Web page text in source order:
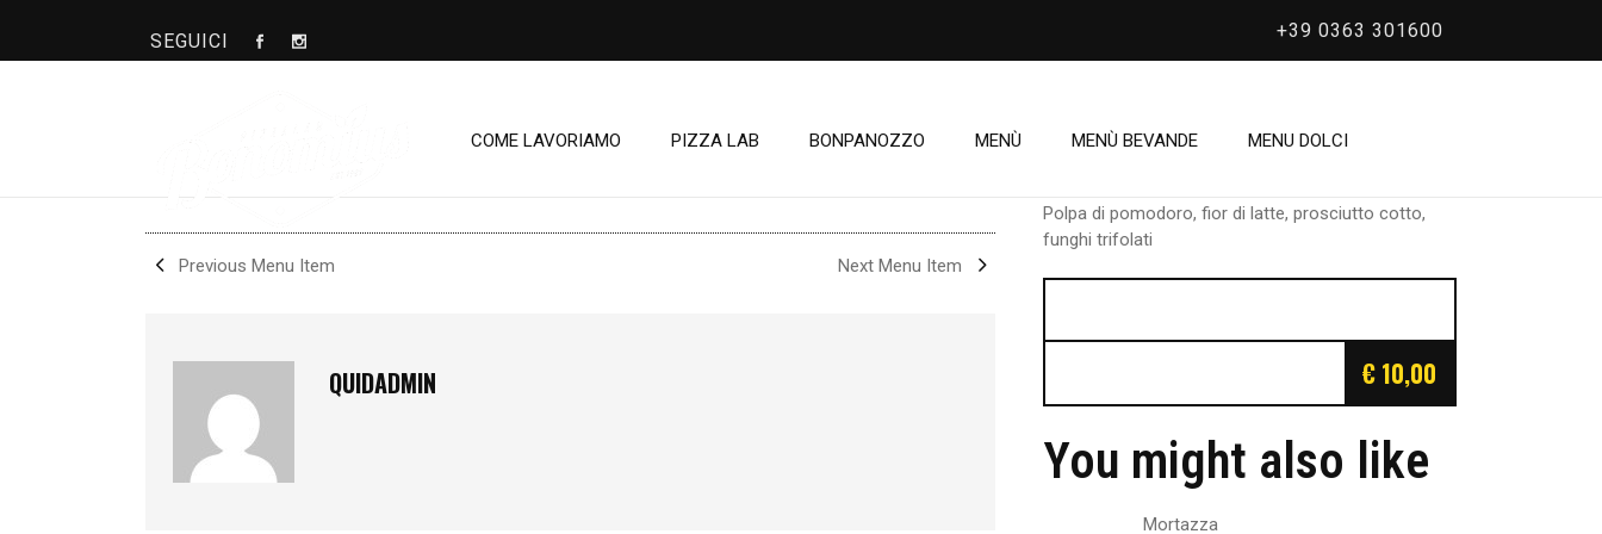
SEGUICI +39 0363 301600
COME LAVORIAMO PIZZA LAB BONPANOZZO MENÙ MENÙ BEVANDE MENU DOLCI
Previous Menu Item Next Menu Item
QUIDADMIN
Prosciutto e Funghi
Polpa di pomodoro, fior di latte, prosciutto cotto,
funghi trifolati
€ 10,00
You might also like
Mortazza